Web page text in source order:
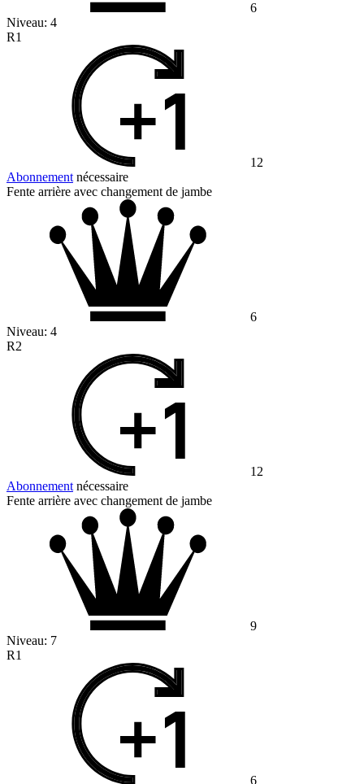
6
Niveau: 4
R1
12
Abonnement nécessaire
Fente arrière avec changement de jambe
6
Niveau: 4
R2
12
Abonnement nécessaire
Fente arrière avec changement de jambe
9
Niveau: 7
R1
6